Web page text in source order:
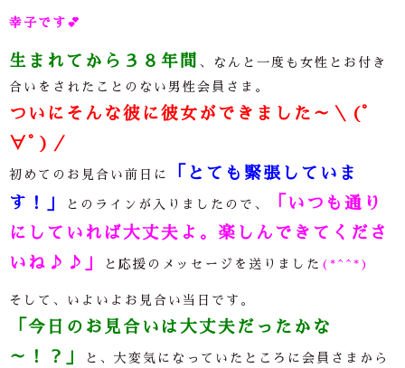
幸子です 💕
生まれてから３８年間 、なんと一度も女性とお付き
合いをされたことのない男性会員さま。
ついにそんな彼に彼女ができました～＼(ﾟ
∀ﾟ)／
初めてのお見合い前日に
「とても緊張していま
す！」
とのラインが入りましたので、
「いつも通り
にしていれば大丈夫よ。楽しんできてくださ
いね♪♪」
と応援のメッセージを送りました (*^^*)
そして、いよいよお見合い当日です。
「今日のお見合いは大丈夫だったかな
～！？」
と、大変気になっていたところに会員さまから